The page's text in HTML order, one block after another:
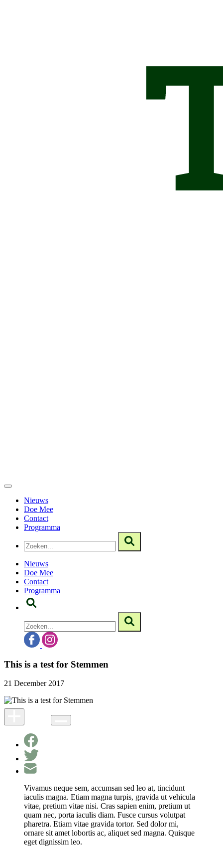
Nieuws
Doe Mee
Contact
Programma
Nieuws
Doe Mee
Contact
Programma
This is a test for Stemmen
21 December 2017
Vivamus neque sem, accumsan sed leo at, tincidunt
iaculis magna. Etiam magna turpis, gravida ut vehicula
vitae, pretium vitae nisi. Cras sapien enim, pretium ut
quam nec, porta iaculis diam. Fusce cursus volutpat
pharetra. Etiam vitae gravida tortor. Sed dolor mi,
ornare sit amet lobortis ac, aliquet sed magna. Quisque
eget dignissim leo.